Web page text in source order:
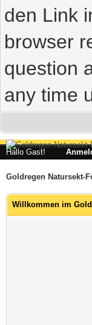
den Link
browser
question
any time
Hallo Gast!
Goldregen Natursekt-
Willkommen im